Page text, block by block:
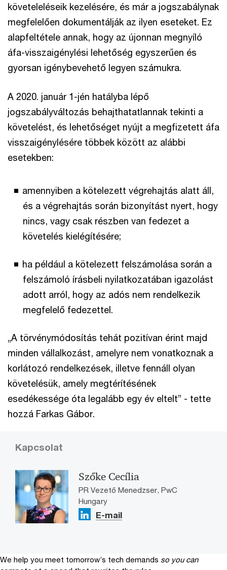
követeleléseik kezelésére, és már a jogszabálynak
megfelelően dokumentálják az ilyen eseteket. Ez
alapfeltétele annak, hogy az újonnan megnyíló
áfa-visszaigénylési lehetőség egyszerűen és
gyorsan igénybevehető legyen számukra.
A 2020. január 1-jén hatályba lépő
jogszabályváltozás behajthatatlannak tekinti a
követelést, és lehetőséget nyújt a megfizetett áfa
visszaigénylésére többek között az alábbi
esetekben:
amennyiben a kötelezett végrehajtás alatt áll,
és a végrehajtás során bizonyítást nyert, hogy
nincs, vagy csak részben van fedezet a
követelés kielégítésére;
ha például a kötelezett felszámolása során a
felszámoló írásbeli nyilatkozatában igazolást
adott arról, hogy az adós nem rendelkezik
megfelelő fedezettel.
„A törvénymódosítás tehát pozitívan érint majd
minden vállalkozást, amelyre nem vonatkoznak a
korlátozó rendelkezések, illetve fennáll olyan
követelésük, amely megtérítésének
esedékessége óta legalább egy év eltelt” - tette
hozzá Farkas Gábor.
Kapcsolat
Szőke Cecília
PR Vezető Menedzser, PwC
Hungary
E-mail
We help you meet tomorrow’s tech demands so you can